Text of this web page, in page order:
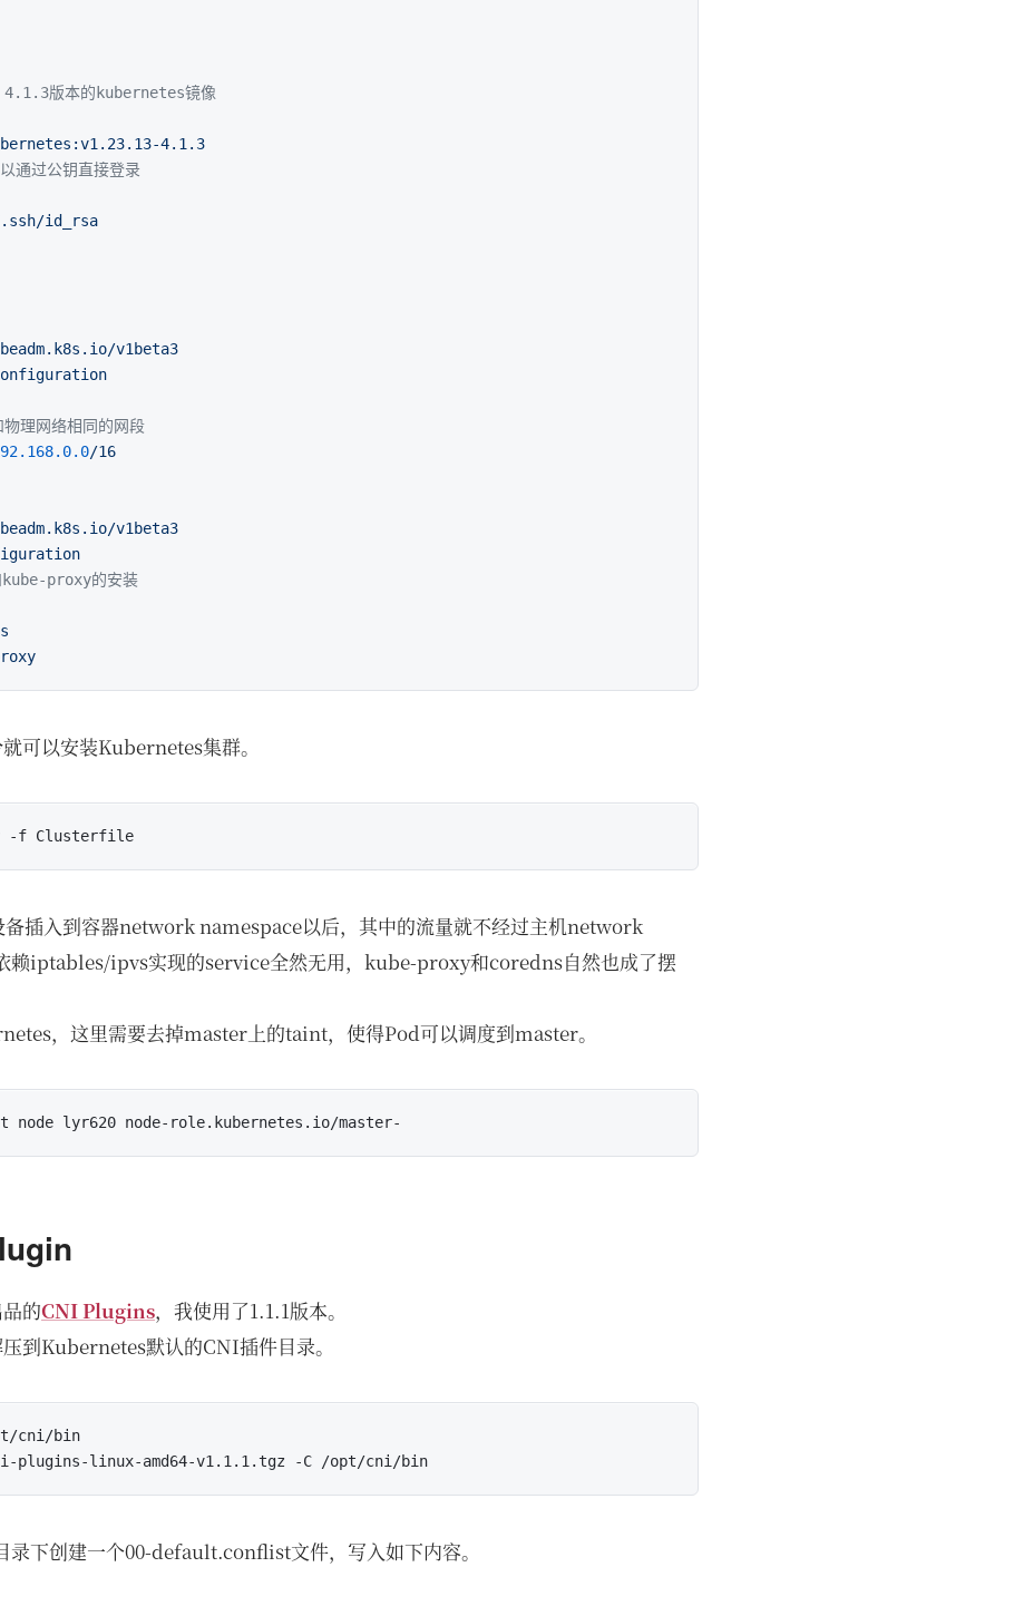
版本的kubernetes镜像
4.1.3
通过公钥直接登录
id_rsa
v1beta3
理网络相同的网段
.0.0/16
v1beta3
proxy的安装
可以安装Kubernetes集群。
插入到容器network namespace以后，其中的流量就不经过主机network
赖iptables/ipvs实现的service全然无用，kube-proxy和coredns自然也成了摆
，这里需要去掉master上的taint，使得Pod可以调度到master。
的CNI Plugins，我使用了1.1.1版本。
到Kubernetes默认的CNI插件目录。
cni/bin
下创建一个00-default.conflist文件，写入如下内容。